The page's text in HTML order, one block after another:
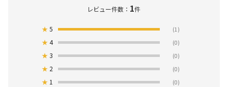
レビュー件数： 1件
★5 (1)
★4 (0)
★3 (0)
★ 2 (0)
★ 1 (0)